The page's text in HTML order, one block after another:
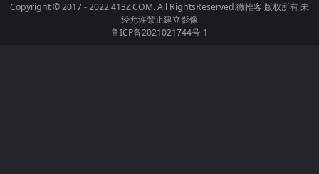
Copyright © 2017 - 2022 413Z.COM. All RightsReserved.微推客 版权所有 未
经允许禁止建立影像
鲁ICP备2021021744号-1